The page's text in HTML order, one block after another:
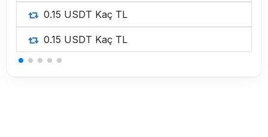
0.15 USDT Kaç TL
0.15 USDT Kaç TL